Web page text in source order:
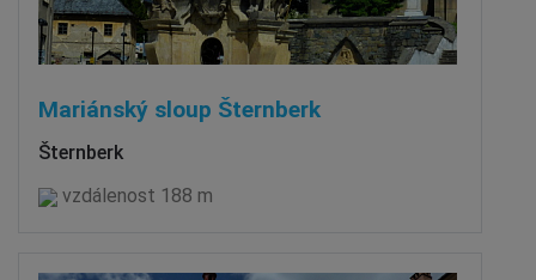
Mariánský sloup Šternberk
Šternberk
vzdálenost 188 m